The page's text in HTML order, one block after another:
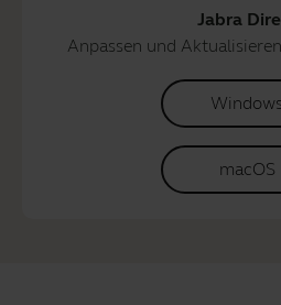
Jabra
Anpassen und
Windows
macOS